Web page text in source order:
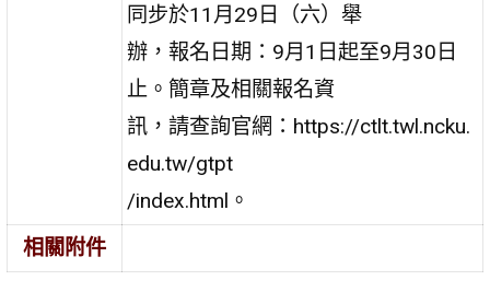
同步於11月29日（六）舉
辦，報名日期：9月1日起至9月30日
止。簡章及相關報名資
訊，請查詢官網：https://ctlt.twl.ncku.
edu.tw/gtpt
/index.html。
相關附件